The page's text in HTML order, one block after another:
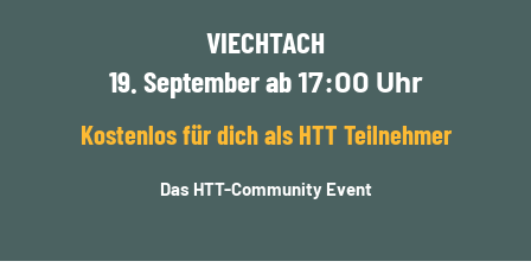
VIECHTACH
19. September ab17:00 Uhr
Kostenlos für dich als HTT Teilnehmer
Das HTT-Community Event